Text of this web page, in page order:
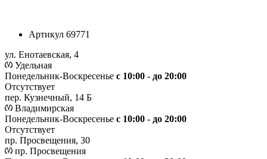
Артикул 69771
ул. Енотаевская, 4
Удельная
Понедельник-Воскресенье с 10:00 - до 20:00
Отсутствует
пер. Кузнечный, 14 Б
Владимирская
Понедельник-Воскресенье с 10:00 - до 20:00
Отсутствует
пр. Просвещения, 30
пр. Просвещения